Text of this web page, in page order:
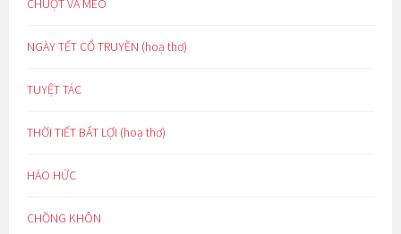
CHUỘT VÀ MÈO
NGÀY TẾT CỔ TRUYỀN (hoạ thơ)
TUYỆT TÁC
THỜI TIẾT BẤT LỢI (hoạ thơ)
HÁO HỨC
CHỒNG KHÔN